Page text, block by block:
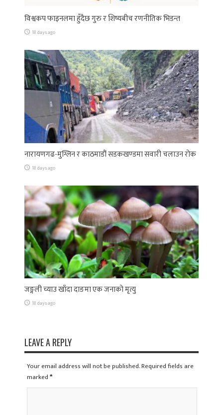
विश्वकप फाइनलमा हुँदैछ गुरु र शिष्यबीच रणनीतिक भिडन्त
18 days ago
नारायणगढ-मुग्लिन र काठमाडौं सडकखण्डमा सवारी चलाउन रोक
18 days ago
जङ्गली च्याउ खाँदा दाङमा एक जनाको मृत्यु
18 days ago
LEAVE A REPLY
Your email address will not be published. Required fields are
marked*